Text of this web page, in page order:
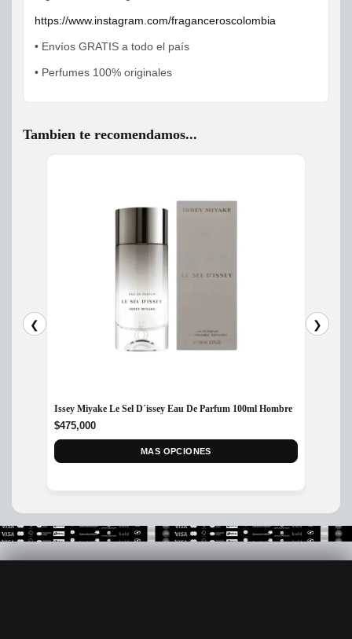
https://www.instagram.com/fraganceroscolombia
• Envíos GRATIS a todo el país
• Perfumes 100% originales
Tambien te recomendamos...
❮
Issey Miyake Le Sel D´issey Eau De Parfum 100ml Hombre
$475,000
MAS OPCIONES
❯